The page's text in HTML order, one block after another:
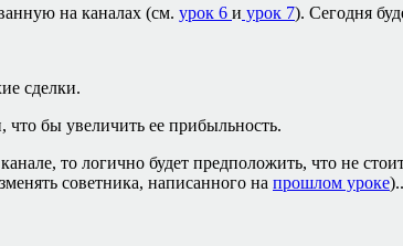
на каналах (см. урок 6 и урок 7). Сегодня
сделки.
бы увеличить ее прибыльность.
то логично будет предположить, что не
советника, написанного на прошлом уроке